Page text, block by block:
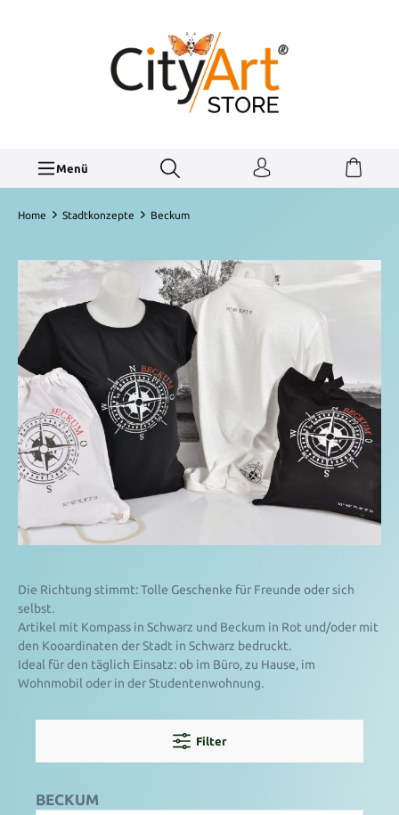
Menü
Home Stadtkonzepte Beckum
Die Richtung stimmt: Tolle Geschenke für Freunde oder sich
selbst.
Artikel mit Kompass in Schwarz und Beckum in Rot und/oder mit
den Kooardinaten der Stadt in Schwarz bedruckt.
Ideal für den täglich Einsatz: ob im Büro, zu Hause, im
Wohnmobil oder in der Studentenwohnung.
Filter
BECKUM